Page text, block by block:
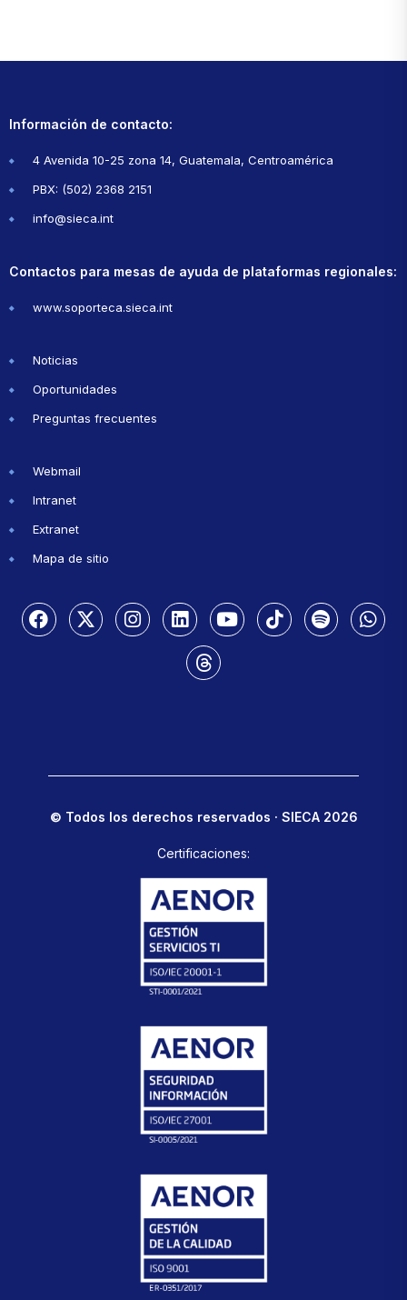
Información de contacto:
4 Avenida 10-25 zona 14, Guatemala, Centroamérica
PBX: (502) 2368 2151
info@sieca.int
Contactos para mesas de ayuda de plataformas regionales:
www.soporteca.sieca.int
Noticias
Oportunidades
Preguntas frecuentes
Webmail
Intranet
Extranet
Mapa de sitio
© Todos los derechos reservados · SIECA 2026
Certificaciones: